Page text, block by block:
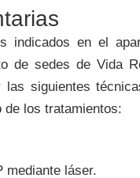
indicados en el
de sedes de Vida
siguientes
de los tratamientos:
mediante láser.